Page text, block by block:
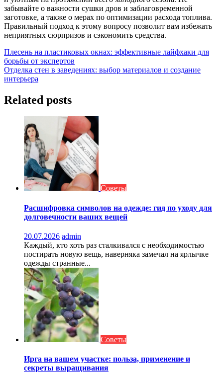
забывайте о важности сушки дров и заблаговременной
заготовке, а также о мерах по оптимизации расхода топлива.
Правильный подход к этому вопросу позволит вам избежать
неприятных сюрпризов и сэкономить средства.
Навигация
по
записям
Плесень на пластиковых окнах: эффективные лайфхаки для
борьбы от экспертов
Отделка стен в заведениях: выбор материалов и создание
интерьера
Related posts
Советы
Расшифровка символов на одежде: гид по уходу для
долговечности ваших вещей
20.07.2026 admin
Каждый, кто хоть раз сталкивался с необходимостью
постирать новую вещь, наверняка замечал на ярлычке
одежды странные...
Советы
Ирга на вашем участке: польза, применение и
секреты выращивания